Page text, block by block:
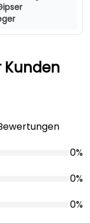
Kunden
0%
0%
0%